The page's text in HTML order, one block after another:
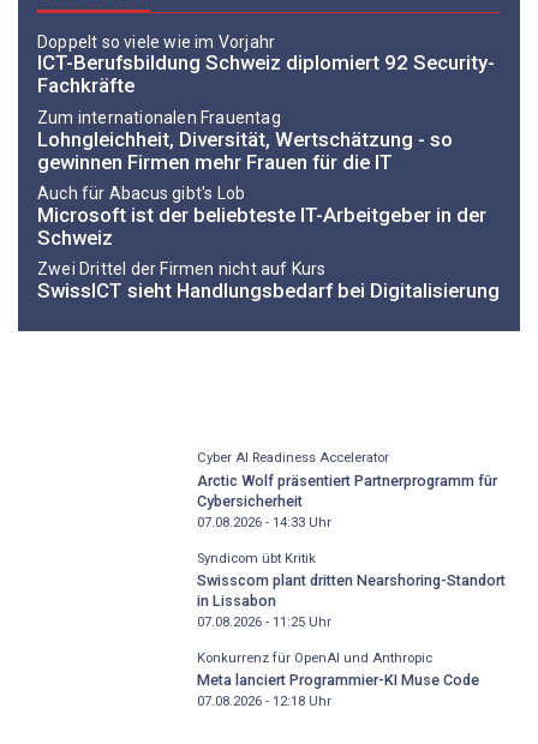
Doppelt so viele wie im Vorjahr
ICT-Berufsbildung Schweiz diplomiert 92 Security-
Fachkräfte
Zum internationalen Frauentag
Lohngleichheit, Diversität, Wertschätzung - so
gewinnen Firmen mehr Frauen für die IT
Auch für Abacus gibt's Lob
Microsoft ist der beliebteste IT-Arbeitgeber in der
Schweiz
Zwei Drittel der Firmen nicht auf Kurs
SwissICT sieht Handlungsbedarf bei Digitalisierung
Cyber AI Readiness Accelerator
Arctic Wolf präsentiert Partnerprogramm für
Cybersicherheit
07.08.2026 - 14:33Uhr
Syndicom übt Kritik
Swisscom plant dritten Nearshoring-Standort
in Lissabon
07.08.2026 - 11:25Uhr
Konkurrenz für OpenAI und Anthropic
Meta lanciert Programmier-KI Muse Code
07.08.2026 - 12:18Uhr